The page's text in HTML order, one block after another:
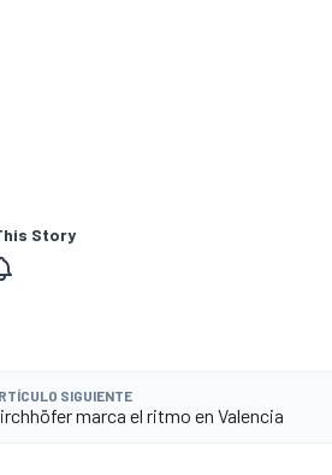
Story
SIGUIENTE
marca el ritmo en Valencia